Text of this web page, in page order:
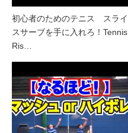
初心者のためのテニス スライ
スサーブを手に入れろ！Tennis
Ris…